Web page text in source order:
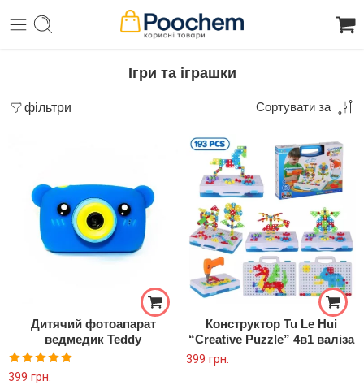
Ігри та іграшки
фільтри Сортувати за
Дитячий фотоапарат
ведмедик Teddy
Оцінено в
399 грн.
Конструктор Tu Le Hui
“Creative Puzzle” 4в1 валіза
399 грн.